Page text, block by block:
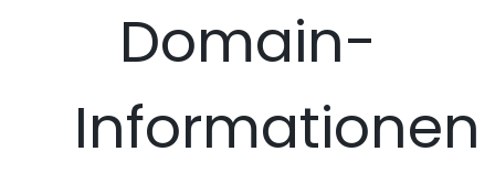
Domain-
Informationen